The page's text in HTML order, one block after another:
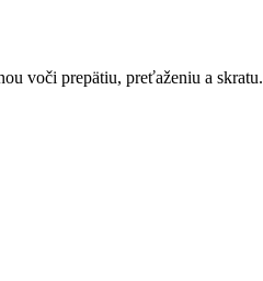
voči prepätiu, preťaženiu a skratu.